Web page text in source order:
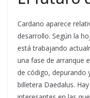
Cardano aparece
desarrollo. Según la
está trabajando
una fase de arranque
de código, depurando
billetera Daedalus.